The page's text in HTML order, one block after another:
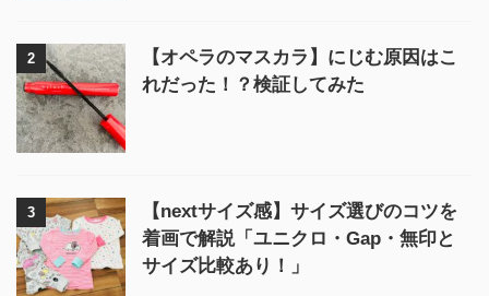
2
【オペラのマスカラ】にじむ原因はこ
れだった！？検証してみた
3
【nextサイズ感】サイズ選びのコツを
着画で解説「ユニクロ・Gap・無印と
サイズ比較あり！」